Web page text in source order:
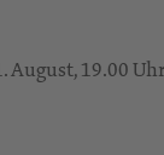
August, 19.00